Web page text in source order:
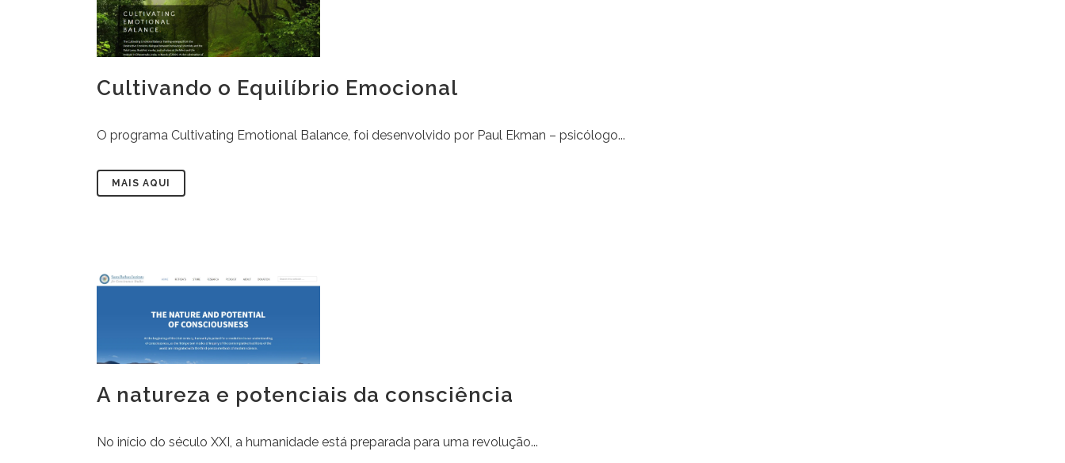
Cultivando o Equilíbrio Emocional
O programa Cultivating Emotional Balance, foi desenvolvido por Paul Ekman – psicólogo...
MAIS AQUI
A natureza e potenciais da consciência
No início do século XXI, a humanidade está preparada para uma revolução...